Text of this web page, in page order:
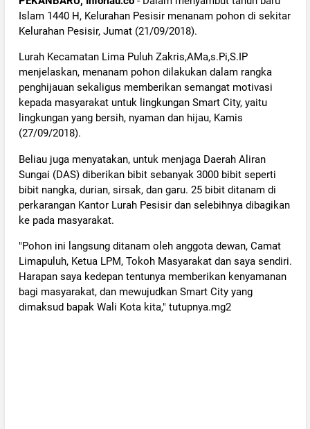
Islam 1440 H, Kelurahan Pesisir menanam pohon di sekitar
Kelurahan Pesisir, Jumat (21/09/2018).
Lurah Kecamatan Lima Puluh Zakris,AMa,s.Pi,S.IP
menjelaskan, menanam pohon dilakukan dalam rangka
penghijauan sekaligus memberikan semangat motivasi
kepada masyarakat untuk lingkungan Smart City, yaitu
lingkungan yang bersih, nyaman dan hijau, Kamis
(27/09/2018).
Beliau juga menyatakan, untuk menjaga Daerah Aliran
Sungai (DAS) diberikan bibit sebanyak 3000 bibit seperti
bibit nangka, durian, sirsak, dan garu. 25 bibit ditanam di
perkarangan Kantor Lurah Pesisir dan selebihnya dibagikan
ke pada masyarakat.
"Pohon ini langsung ditanam oleh anggota dewan, Camat
Limapuluh, Ketua LPM, Tokoh Masyarakat dan saya sendiri.
Harapan saya kedepan tentunya memberikan kenyamanan
bagi masyarakat, dan mewujudkan Smart City yang
dimaksud bapak Wali Kota kita," tutupnya.mg2